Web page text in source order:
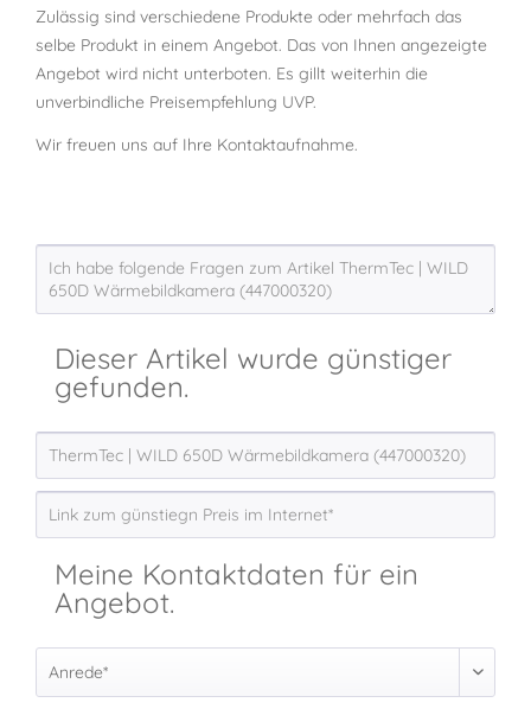
Zulässig sind verschiedene Produkte oder mehrfach das
selbe Produkt in einem Angebot. Das von Ihnen angezeigte
Angebot wird nicht unterboten. Es gillt weiterhin die
unverbindliche Preisempfehlung UVP.
Wir freuen uns auf Ihre Kontaktaufnahme.
Dieser Artikel wurde günstiger
gefunden.
Meine Kontaktdaten für ein
Angebot.